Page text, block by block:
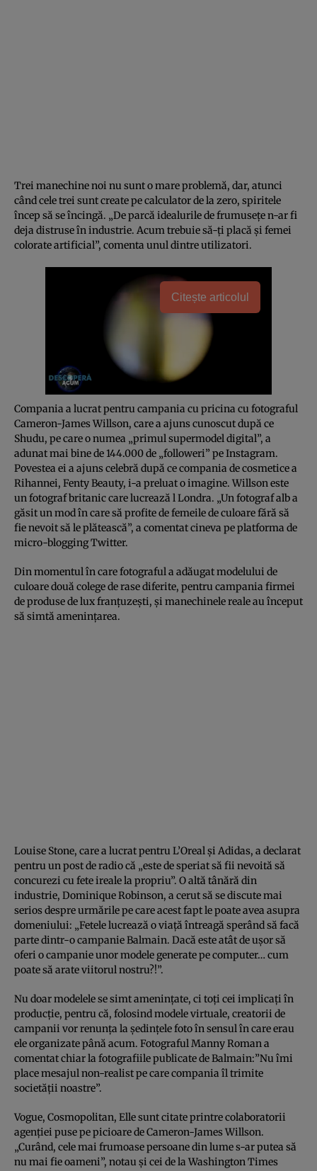
Trei manechine noi nu sunt o mare problemă, dar, atunci
când cele trei sunt create pe calculator de la zero, spiritele
încep să se încingă. „De parcă idealurile de frumuseţe n-ar fi
deja distruse în industrie. Acum trebuie să-ţi placă şi femei
colorate artificial”, comenta unul dintre utilizatori.
Citește articolul
Compania a lucrat pentru campania cu pricina cu fotograful
Cameron-James Willson, care a ajuns cunoscut după ce
Shudu, pe care o numea „primul supermodel digital”, a
adunat mai bine de 144.000 de „followeri” pe Instagram.
Povestea ei a ajuns celebră după ce compania de cosmetice a
Rihannei, Fenty Beauty, i-a preluat o imagine. Willson este
un fotograf britanic care lucrează l Londra. „Un fotograf alb a
găsit un mod în care să profite de femeile de culoare fără să
fie nevoit să le plătească”, a comentat cineva pe platforma de
micro-blogging Twitter.
Din momentul în care fotograful a adăugat modelului de
culoare două colege de rase diferite, pentru campania firmei
de produse de lux franţuzeşti, şi manechinele reale au început
să simtă ameninţarea.
Louise Stone, care a lucrat pentru L’Oreal şi Adidas, a declarat
pentru un post de radio că „este de speriat să fii nevoită să
concurezi cu fete ireale la propriu”. O altă tânără din
industrie, Dominique Robinson, a cerut să se discute mai
serios despre urmările pe care acest fapt le poate avea asupra
domeniului: „Fetele lucrează o viaţă întreagă sperând să facă
parte dintr-o campanie Balmain. Dacă este atât de uşor să
oferi o campanie unor modele generate pe computer… cum
poate să arate viitorul nostru?!”.
Nu doar modelele se simt ameninţate, ci toţi cei implicaţi în
producţie, pentru că, folosind modele virtuale, creatorii de
campanii vor renunţa la şedinţele foto în sensul în care erau
ele organizate până acum. Fotograful Manny Roman a
comentat chiar la fotografiile publicate de Balmain:”Nu îmi
place mesajul non-realist pe care compania îl trimite
societăţii noastre”.
Vogue, Cosmopolitan, Elle sunt citate printre colaboratorii
agenţiei puse pe picioare de Cameron-James Willson.
„Curând, cele mai frumoase persoane din lume s-ar putea să
nu mai fie oameni”, notau şi cei de la Washington Times